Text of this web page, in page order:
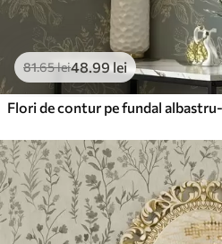
81.65lei48.99lei